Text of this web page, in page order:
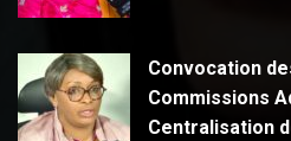
Convocation
Commissions
Centralisation